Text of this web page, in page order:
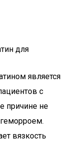
является
с
причине не
вязкость